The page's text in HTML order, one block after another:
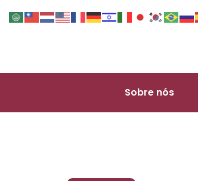
Sobre nós